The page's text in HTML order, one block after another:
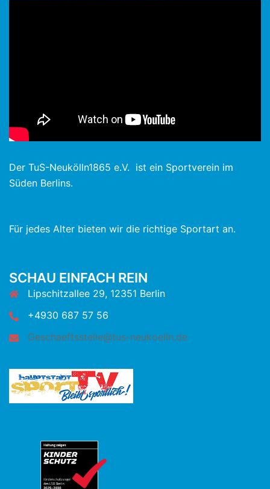
Der TuS-Neukölln1865 e.V. ist ein Sportverein im
Süden Berlins.
Für jedes Alter bieten wir die richtige Sportart an.
SCHAU EINFACH REIN
Lipschitzallee 29, 12351 Berlin
+4930 687 57 56
Geschaeftsstelle@tus-neukoelln.de